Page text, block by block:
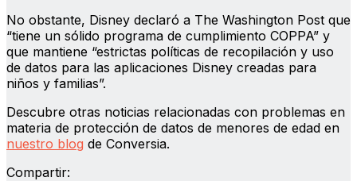
No obstante, Disney declaró a The Washington Post que
“tiene un sólido programa de cumplimiento COPPA” y
que mantiene “estrictas políticas de recopilación y uso
de datos para las aplicaciones Disney creadas para
niños y familias”.
Descubre otras noticias relacionadas con problemas en
materia de protección de datos de menores de edad en
nuestro blog de Conversia.
Compartir: